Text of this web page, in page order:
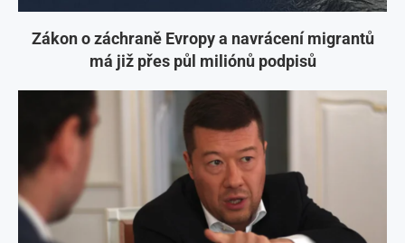
Zákon o záchraně Evropy a navrácení migrantů
má již přes půl miliónů podpisů